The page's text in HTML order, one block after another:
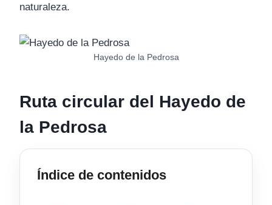
naturaleza.
Hayedo de la Pedrosa
Ruta circular del Hayedo de
la Pedrosa
Índice de contenidos